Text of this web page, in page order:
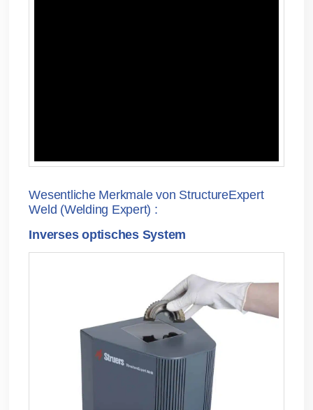
Wesentliche Merkmale von StructureExpert
Weld (Welding Expert) :
Inverses optisches System